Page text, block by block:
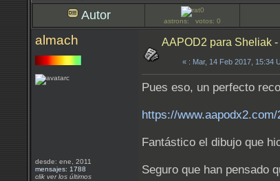
Autor astrons: votos: 0
almach
desde: ene, 2011
mensajes: 1788
clik ver los últimos
AAPOD2 para Sheliak
« : Mar, 14 Feb 2017, 15:34
Pues eso, un perfecto
https://
Fantástico el dibujo que
Seguro que han pensado